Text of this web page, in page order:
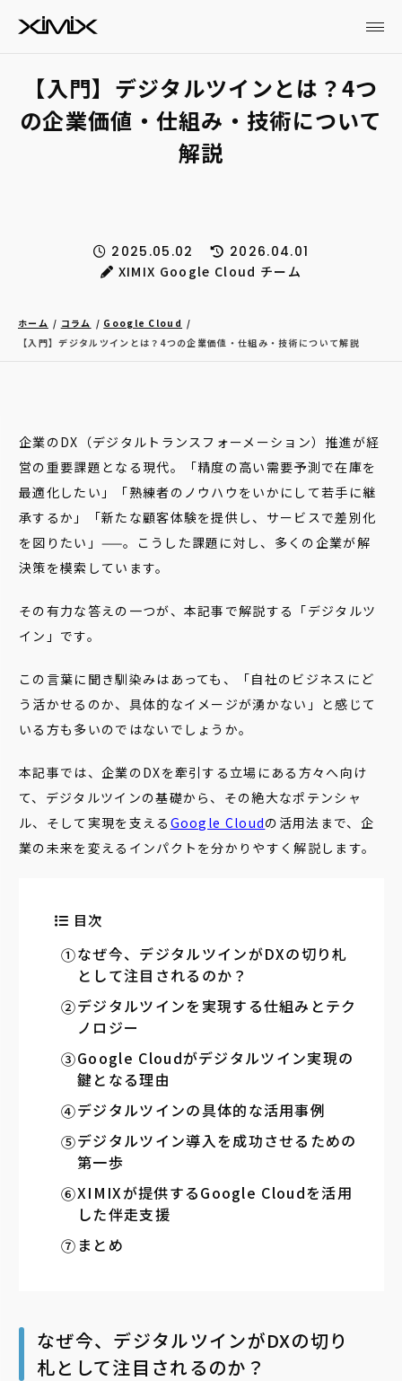
【入門】デジタルツインとは？4つ
の企業価値・仕組み・技術について
解説
2025.05.02
2026.04.01
XIMIX Google Cloud チーム
ホーム コラム
Google Cloud
【入門】デジタルツインとは？4つの企業価値・仕組み・技術について解説
企業のDX（デジタルトランスフォーメーション）推進が経
営の重要課題となる現代。「精度の高い需要予測で在庫を
最適化したい」「熟練者のノウハウをいかにして若手に継
承するか」「新たな顧客体験を提供し、サービスで差別化
を図りたい」——。こうした課題に対し、多くの企業が解
決策を模索しています。
その有力な答えの一つが、本記事で解説する「デジタルツ
イン」です。
この言葉に聞き馴染みはあっても、「自社のビジネスにど
う活かせるのか、具体的なイメージが湧かない」と感じて
いる方も多いのではないでしょうか。
本記事では、企業のDXを牽引する立場にある方々へ向け
て、デジタルツインの基礎から、その絶大なポテンシャ
ル、そして実現を支える Google Cloudの活用法まで、企
業の未来を変えるインパクトを分かりやすく解説します。
目次
なぜ今、デジタルツインがDXの切り札
として注目されるのか？
デジタルツインを実現する仕組みとテク
ノロジー
Google Cloudがデジタルツイン実現の
鍵となる理由
デジタルツインの具体的な活用事例
デジタルツイン導入を成功させるための
第一歩
XIMIXが提供するGoogle Cloudを活用
した伴走支援
まとめ
なぜ今、デジタルツインがDXの切り
札として注目されるのか？